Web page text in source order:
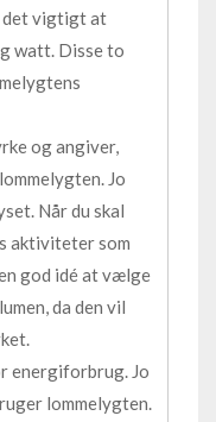
det vigtigt at
watt. Disse to
og angiver,
Jo
Når du skal
aktiviteter som
god idé at vælge
da den vil
energiforbrug. Jo
lommelygten.